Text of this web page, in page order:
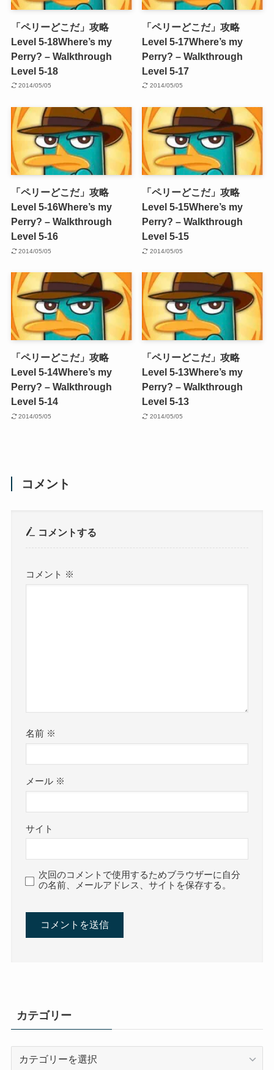
「ペリーどこだ」攻略
Level 5-18Where’s my
Perry? – Walkthrough
Level 5-18
2014/05/05
「ペリーどこだ」攻略
Level 5-17Where’s my
Perry? – Walkthrough
Level 5-17
2014/05/05
「ペリーどこだ」攻略
Level 5-16Where’s my
Perry? – Walkthrough
Level 5-16
2014/05/05
「ペリーどこだ」攻略
Level 5-15Where’s my
Perry? – Walkthrough
Level 5-15
2014/05/05
「ペリーどこだ」攻略
Level 5-14Where’s my
Perry? – Walkthrough
Level 5-14
2014/05/05
「ペリーどこだ」攻略
Level 5-13Where’s my
Perry? – Walkthrough
Level 5-13
2014/05/05
コメント
コメントする
コメント ※
名前 ※
メール ※
サイト
次回のコメントで使用するためブラウザーに自分
の名前、メールアドレス、サイトを保存する。
カテゴリー